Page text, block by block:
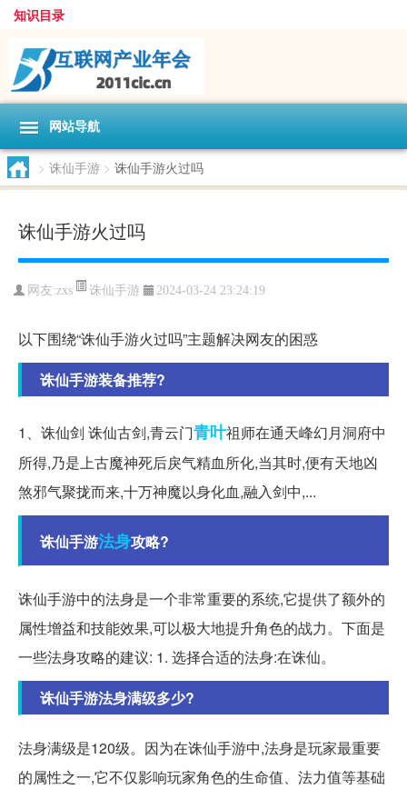
知识目录
网站导航
> 诛仙手游 > 诛仙手游火过吗
诛仙手游火过吗
网友:zxs 诛仙手游 2024-03-24 23:24:19
以下围绕“诛仙手游火过吗”主题解决网友的困惑
诛仙手游装备推荐?
1、诛仙剑 诛仙古剑,青云门青叶祖师在通天峰幻月洞府中
所得,乃是上古魔神死后戾气精血所化,当其时,便有天地凶
煞邪气聚拢而来,十万神魔以身化血,融入剑中,...
诛仙手游法身攻略?
诛仙手游中的法身是一个非常重要的系统,它提供了额外的
属性增益和技能效果,可以极大地提升角色的战力。下面是
一些法身攻略的建议: 1. 选择合适的法身:在诛仙。
诛仙手游法身满级多少?
法身满级是120级。因为在诛仙手游中,法身是玩家最重要
的属性之一,它不仅影响玩家角色的生命值、法力值等基础